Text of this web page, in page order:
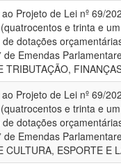
Projeto de Lei nº 69/
e trinta e
dotações
de Emendas
TRIBUTAÇÃO,
Projeto de Lei nº 69/
e trinta e
dotações
de Emendas
CULTURA, ESPORTE E